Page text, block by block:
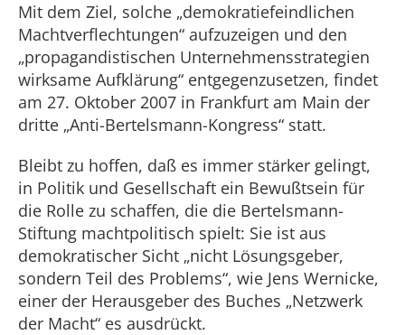
Mit dem Ziel, solche „demokratiefeindlichen
Machtverflechtungen“ aufzuzeigen und den
„propagandistischen Unternehmensstrategien
wirksame Aufklärung“ entgegenzusetzen, findet
am 27. Oktober 2007 in Frankfurt am Main der
dritte „Anti-Bertelsmann-Kongress“ statt.
Bleibt zu hoffen, daß es immer stärker gelingt,
in Politik und Gesellschaft ein Bewußtsein für
die Rolle zu schaffen, die die Bertelsmann-
Stiftung machtpolitisch spielt: Sie ist aus
demokratischer Sicht „nicht Lösungsgeber,
sondern Teil des Problems“, wie Jens Wernicke,
einer der Herausgeber des Buches „Netzwerk
der Macht“ es ausdrückt.